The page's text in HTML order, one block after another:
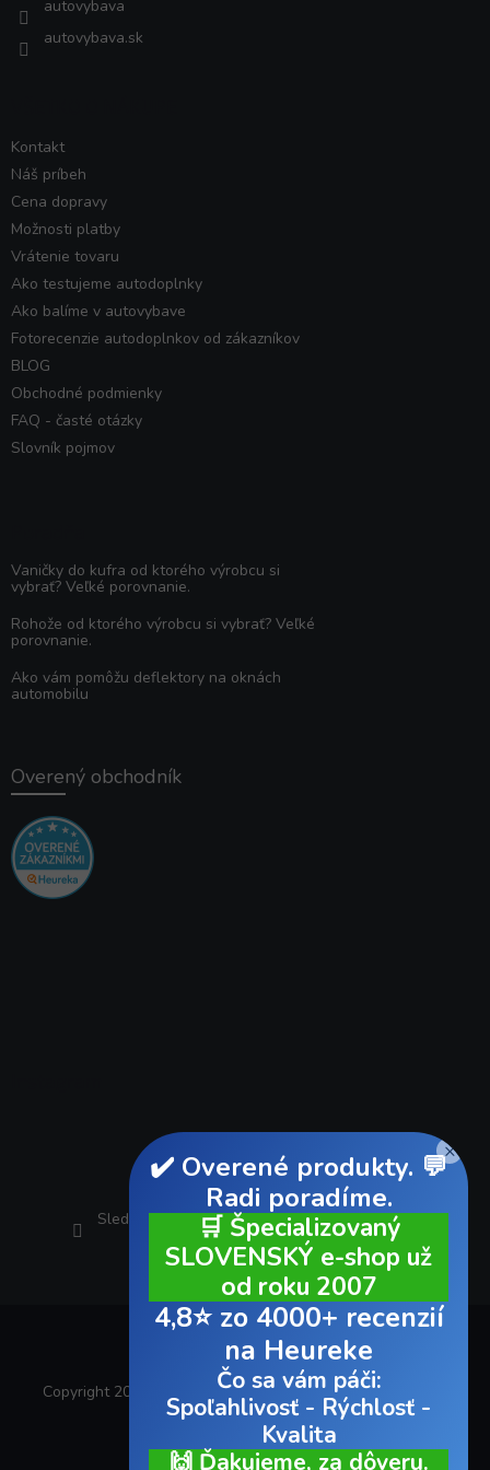
autovybava
autovybava.sk
Kontakt
Náš príbeh
Cena dopravy
Možnosti platby
Vrátenie tovaru
Ako testujeme autodoplnky
Ako balíme v autovybave
Fotorecenzie autodoplnkov od zákazníkov
BLOG
Obchodné podmienky
FAQ - časté otázky
Slovník pojmov
Vaničky do kufra od ktorého výrobcu si
vybrať? Veľké porovnanie.
Rohože od ktorého výrobcu si vybrať? Veľké
porovnanie.
Ako vám pomôžu deflektory na oknách
automobilu
Overený obchodník
Sledovať na Instagrame
Copyright 2026 AUTOvybava.sk. Všetky práva vyhradené.
Vytvoril Shoptet
×
✔️ Overené produkty. 💬
Radi poradíme.
🛒 Špecializovaný
SLOVENSKÝ e-shop už
od roku 2007
4,8⭐ zo 4000+ recenzií
na Heureke
Čo sa vám páči:
Spoľahlivosť - Rýchlosť -
Kvalita
🙌 Ďakujeme, za dôveru.